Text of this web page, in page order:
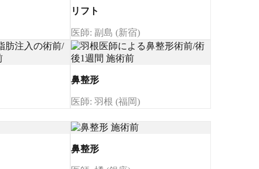
リフト
医師: 副島 (新宿)
鼻整形
医師: 羽根 (福岡)
鼻整形